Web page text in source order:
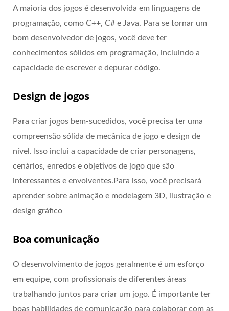
A maioria dos jogos é desenvolvida em linguagens de
programação, como C++, C# e Java. Para se tornar um
bom desenvolvedor de jogos, você deve ter
conhecimentos sólidos em programação, incluindo a
capacidade de escrever e depurar código.
Design de jogos
Para criar jogos bem-sucedidos, você precisa ter uma
compreensão sólida de mecânica de jogo e design de
nível. Isso inclui a capacidade de criar personagens,
cenários, enredos e objetivos de jogo que são
interessantes e envolventes.Para isso, você precisará
aprender sobre animação e modelagem 3D, ilustração e
design gráfico
Boa comunicação
O desenvolvimento de jogos geralmente é um esforço
em equipe, com profissionais de diferentes áreas
trabalhando juntos para criar um jogo. É importante ter
boas habilidades de comunicação para colaborar com as